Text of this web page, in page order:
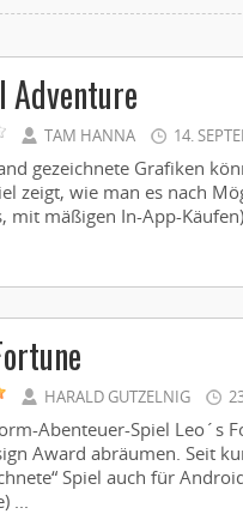
Adventure
TAM HANNA 14.
gezeichnete Grafiken
zeigt, wie man es nach
mit mäßigen In-App-
HARALD GUTZELNIG
Abenteuer-Spiel Leo´s
Award abräumen. Seit
Spiel auch für
...